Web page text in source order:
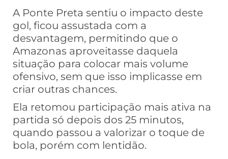
A Ponte Preta sentiu o impacto deste
gol, ficou assustada com a
desvantagem, permitindo que o
Amazonas aproveitasse daquela
situação para colocar mais volume
ofensivo, sem que isso implicasse em
criar outras chances.
Ela retomou participação mais ativa na
partida só depois dos 25 minutos,
quando passou a valorizar o toque de
bola, porém com lentidão.